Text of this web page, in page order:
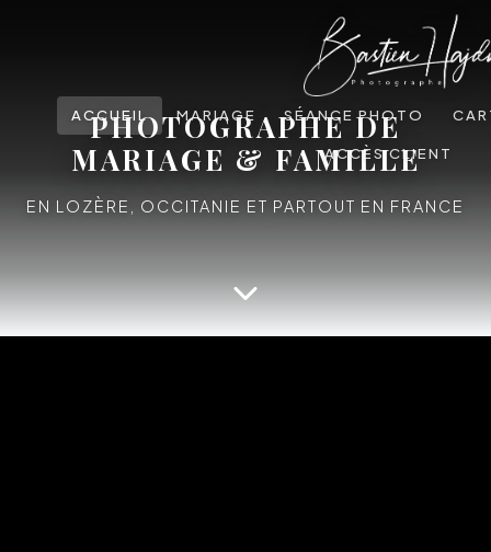
ACCUEIL MARIAGE SÉANCE PHOTO
ACCÈS CLIENT
PHOTOGRAPHE DE
MARIAGE & FAMILLE
EN LOZÈRE, OCCITANIE ET PARTOUT EN FRANCE